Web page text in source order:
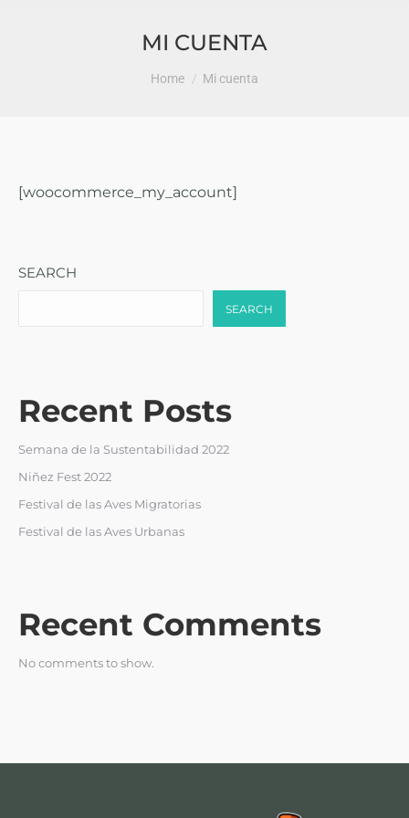
MI CUENTA
You are here:
Home Mi cuenta
[woocommerce_my_account]
SEARCH
SEARCH
Recent Posts
Semana de la Sustentabilidad 2022
Niñez Fest 2022
Festival de las Aves Migratorias
Festival de las Aves Urbanas
Recent Comments
No comments to show.